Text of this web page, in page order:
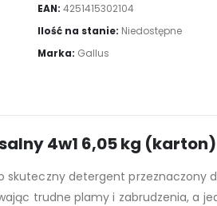
EAN: 4251415302104
Ilość na stanie: Niedostępne
Marka: Gallus
4w1 6,05 kg
skuteczny detergent przeznaczony
trudne plamy i zabrudzenia, a